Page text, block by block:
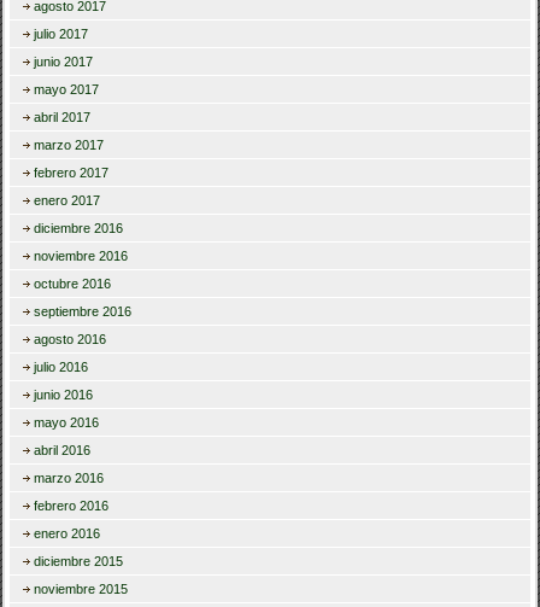
agosto 2017
julio 2017
junio 2017
mayo 2017
abril 2017
marzo 2017
febrero 2017
enero 2017
diciembre 2016
noviembre 2016
octubre 2016
septiembre 2016
agosto 2016
julio 2016
junio 2016
mayo 2016
abril 2016
marzo 2016
febrero 2016
enero 2016
diciembre 2015
noviembre 2015